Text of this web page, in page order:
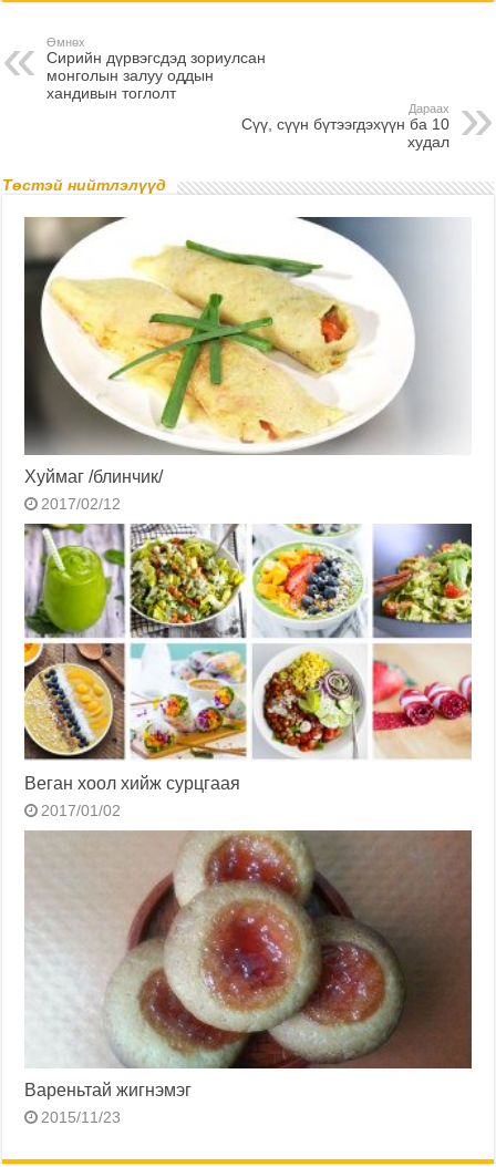
Өмнөх
Сирийн дүрвэгсдэд зориулсан
монголын залуу оддын
хандивын тоглолт
Дараах
Сүү, сүүн бүтээгдэхүүн ба 10
худал
Төстэй нийтлэлүүд
Хуймаг /блинчик/
2017/02/12
Веган хоол хийж сурцгаая
2017/01/02
Вареньтай жигнэмэг
2015/11/23